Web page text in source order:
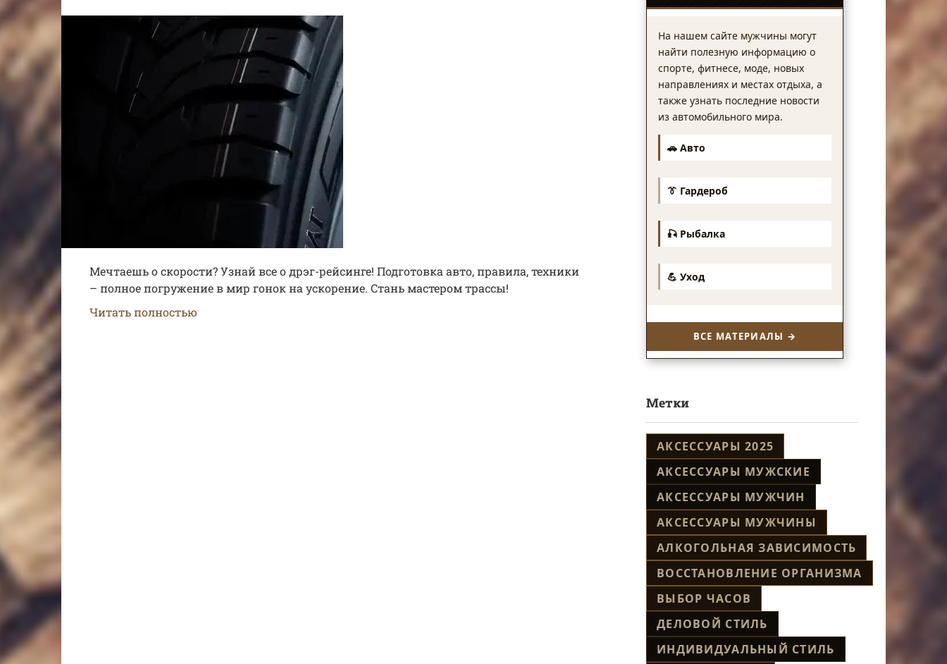
Мечтаешь о скорости? Узнай все о дрэг-рейсинге! Подготовка авто, правила, техники
– полное погружение в мир гонок на ускорение. Стань мастером трассы!
Читать полностью
На нашем сайте мужчины могут
найти полезную информацию о
спорте, фитнесе, моде, новых
направлениях и местах отдыха, а
также узнать последние новости
из автомобильного мира.
🚗 Авто
👔 Гардероб
🎣 Рыбалка
💪 Уход
ВСЕ МАТЕРИАЛЫ →
Метки
АКСЕССУАРЫ 2025
АКСЕССУАРЫ МУЖСКИЕ
АКСЕССУАРЫ МУЖЧИН
АКСЕССУАРЫ МУЖЧИНЫ
АЛКОГОЛЬНАЯ ЗАВИСИМОСТЬ
ВОССТАНОВЛЕНИЕ ОРГАНИЗМА
ВЫБОР ЧАСОВ
ДЕЛОВОЙ СТИЛЬ
ИНДИВИДУАЛЬНЫЙ СТИЛЬ